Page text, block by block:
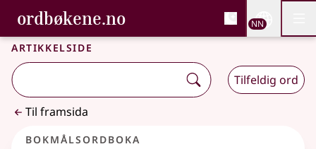
Gå til hovudinnhald
Tilgjenge
ordbøkene.no, Bokmålsordboka og
Bokmålsordboka og Nynorskordboka
NN
Artikkelside
Tilfeldig ord
Til framsida
Bokmålsordboka